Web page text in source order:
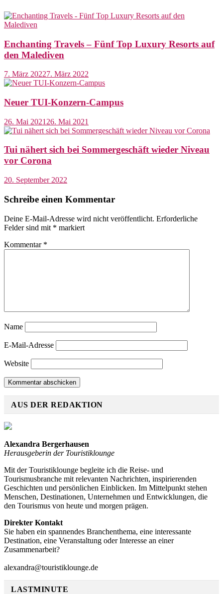
Enchanting Travels – Fünf Top Luxury Resorts auf
den Malediven
7. März 20227. März 2022
Neuer TUI-Konzern-Campus
26. Mai 2021 26. Mai 2021
Tui nähert sich bei Sommergeschäft wieder Niveau
vor Corona
20. September 2022
Schreibe einen Kommentar
Deine E-Mail-Adresse wird nicht veröffentlicht. Erforderliche
Felder sind mit * markiert
Kommentar *
Name
E-Mail-Adresse
Website
AUS DER REDAKTION
Alexandra Bergerhausen
Herausgeberin der Touristiklounge
Mit der Touristiklounge begleite ich die Reise- und
Tourismusbranche mit relevanten Nachrichten, inspirierenden
Geschichten und persönlichen Einblicken. Im Mittelpunkt stehen
Menschen, Destinationen, Unternehmen und Entwicklungen, die
den Tourismus von heute und morgen prägen.
Direkter Kontakt
Sie haben ein spannendes Branchenthema, eine interessante
Destination, eine Veranstaltung oder Interesse an einer
Zusammenarbeit?
alexandra@touristiklounge.de
LASTMINUTE